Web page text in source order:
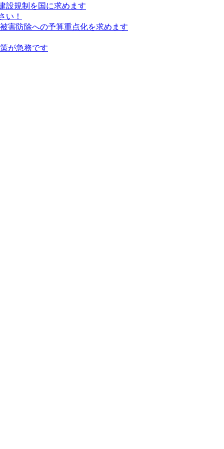
設規制を国に求めます
い！
害防除への予算重点化を求めます
が急務です